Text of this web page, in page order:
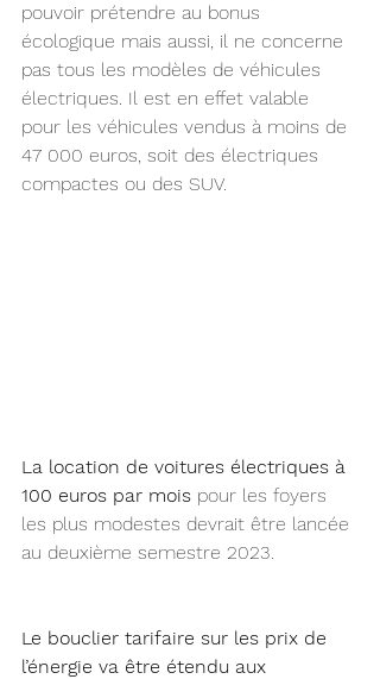
pouvoir prétendre au bonus
écologique mais aussi, il ne concerne
pas tous les modèles de véhicules
électriques. Il est en effet valable
pour les véhicules vendus à moins de
47 000 euros, soit des électriques
compactes ou des SUV.
La location de voitures électriques à
100 euros par mois pour les foyers
les plus modestes devrait être lancée
au deuxième semestre 2023.
Le bouclier tarifaire sur les prix de
l’énergie va être étendu aux